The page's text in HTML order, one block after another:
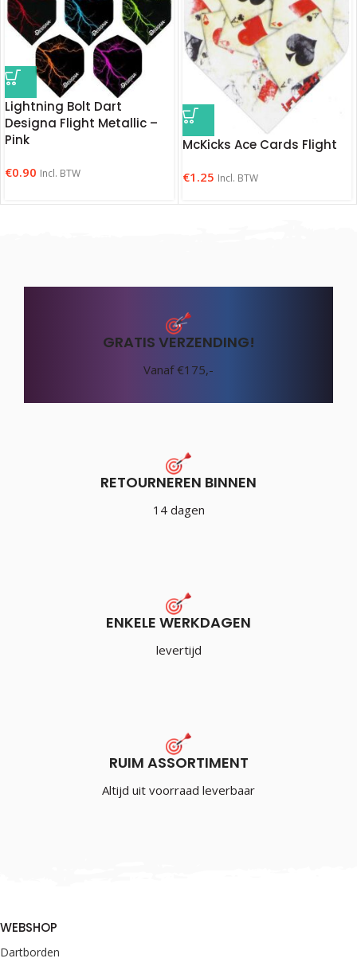
Lightning Bolt Dart
Designa Flight Metallic –
Pink
€0.90 Incl. BTW
McKicks Ace Cards Flight
€1.25 Incl. BTW
GRATIS VERZENDING!
Vanaf €175,-
RETOURNEREN BINNEN
14 dagen
ENKELE WERKDAGEN
levertijd
RUIM ASSORTIMENT
Altijd uit voorraad leverbaar
WEBSHOP
Dartborden